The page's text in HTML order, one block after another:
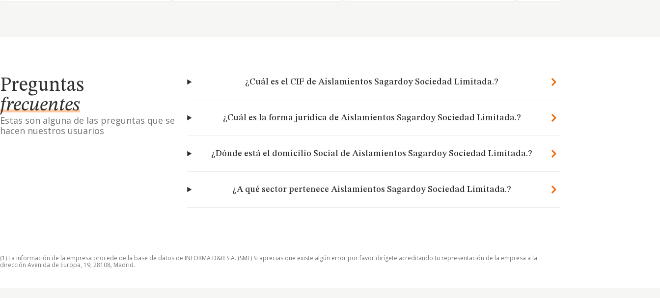
Preguntas
frecuentes
Estas son alguna de las preguntas que se
hacen nuestros usuarios
¿Cuál es el CIF de Aislamientos Sagardoy Sociedad Limitada.?
¿Cuál es la forma jurídica de Aislamientos Sagardoy Sociedad Limitada.?
¿Dónde está el domicilio Social de Aislamientos Sagardoy Sociedad Limitada.?
¿A qué sector pertenece Aislamientos Sagardoy Sociedad Limitada.?
(1) La información de la empresa procede de la base de datos de INFORMA D&B S.A. (SME) Si aprecias que existe algún error por favor dirígete acreditando tu representación de la empresa a la
dirección Avenida de Europa, 19, 28108, Madrid.